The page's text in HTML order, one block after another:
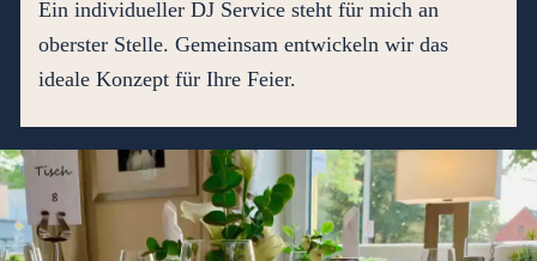
Ein individueller DJ Service steht für mich an
oberster Stelle. Gemeinsam entwickeln wir das
ideale Konzept für Ihre Feier.